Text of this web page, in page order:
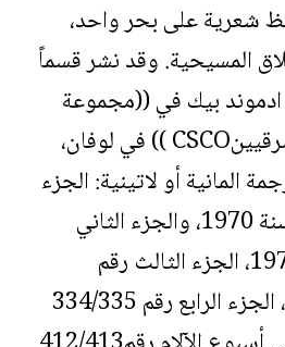
شعرية على بحر واحد،
المسيحية. وقد نشر قسماً
ادموند بيك في ((مجموعة
الكتبة المسيحيين الشرقيينCSCO )) في لوفان،
المانية أو لاتينية: الجزء
الأول رقم305/306 سنة 1970، والجزء الثاني
رقم311/312 سنة 1970، الجزء الثالث رقم
320/321 سنة1972، الجزء الرابع رقم 334/335